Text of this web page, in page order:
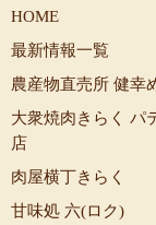
HOME
最新情報一覧
農産物直売所 健幸
大衆焼肉きらく パ
店
肉屋横丁きらく
甘味処 六(ロク)